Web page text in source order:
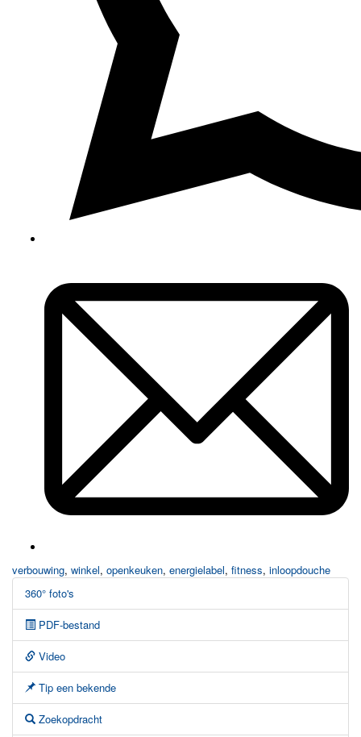
verbouwing, winkel, openkeuken, energielabel, fitness, inloopdouche
360° foto's
PDF-bestand
Video
Tip een bekende
Zoekopdracht